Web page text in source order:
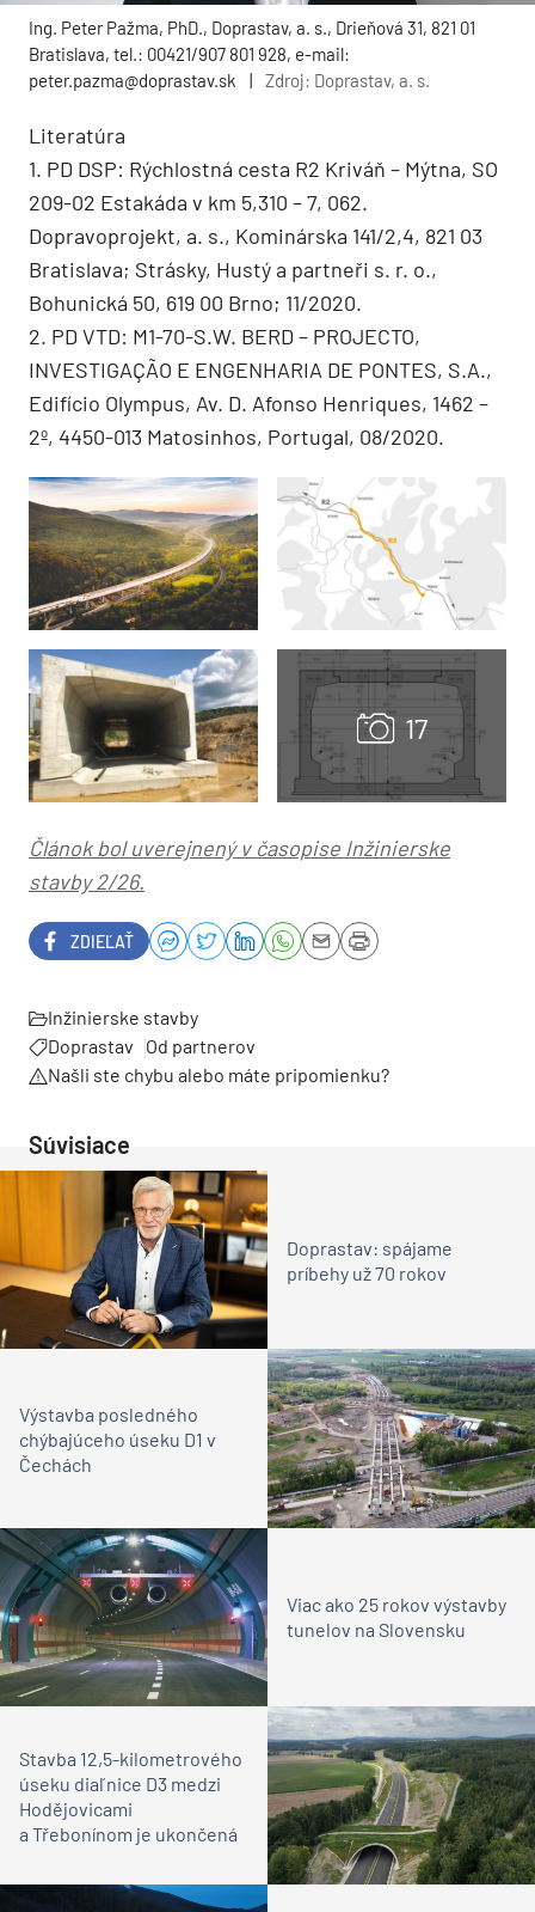
Ing. Peter Pažma, PhD., Doprastav, a. s., Drieňová 31, 821 01
Bratislava, tel.: 00421/907 801 928, e-mail:
peter.pazma@doprastav.sk
| Zdroj: Doprastav, a. s.
Literatúra
1. PD DSP: Rýchlostná cesta R2 Kriváň – Mýtna, SO
209-02 Estakáda v km 5,310 – 7, 062.
Dopravoprojekt, a. s., Kominárska 141/2,4, 821 03
Bratislava; Strásky, Hustý a partneři s. r. o.,
Bohunická 50, 619 00 Brno; 11/2020.
2. PD VTD: M1-70-S.W. BERD – PROJECTO,
INVESTIGAÇÃO E ENGENHARIA DE PONTES, S.A.,
Edifício Olympus, Av. D. Afonso Henriques, 1462 –
2º, 4450-013 Matosinhos, Portugal, 08/2020.
Článok bol uverejnený v časopise Inžinierske
stavby 2/26.
ZDIEĽAŤ
Inžinierske stavby
Doprastav
Od partnerov
Našli ste chybu alebo máte pripomienku?
Súvisiace
Doprastav: spájame
príbehy už 70 rokov
Výstavba posledného
chýbajúceho úseku D1 v
Čechách
Viac ako 25 rokov výstavby
tunelov na Slovensku
Stavba 12,5-kilometrového
úseku diaľnice D3 medzi
Hodějovicami
a Třebonínom je ukončená